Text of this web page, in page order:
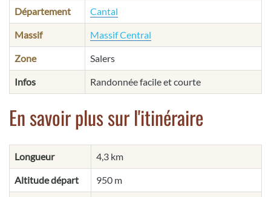
Département Cantal
Massif Massif Central
Zone Salers
Infos Randonnée facile et courte
En savoir plus sur l'itinéraire
Longueur 4,3 km
Altitude départ 950 m